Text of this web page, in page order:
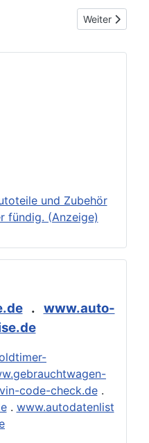
Neue Lösungen ab Werk
Nächster
Weiter
und Zubehör
fündig. (Anzeige)
. www.auto-
code-check.de.
. www.autodatenlist